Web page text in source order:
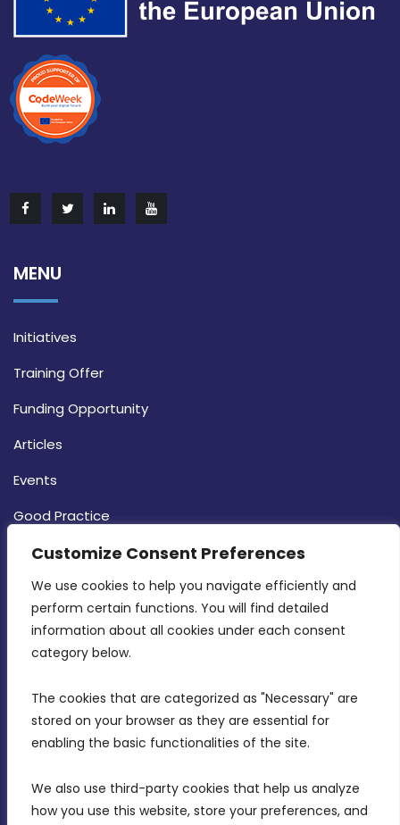
Customize Consent Preferences
We use cookies to help you navigate efficiently and
perform certain functions. You will find detailed
information about all cookies under each consent
category below.
The cookies that are categorized as "Necessary" are
stored on your browser as they are essential for
enabling the basic functionalities of the site.
We also use third-party cookies that help us analyze
how you use this website, store your preferences, and
MENU
Initiatives
Training Offer
Funding Opportunity
Articles
Events
Good Practice
Strategy
CONTACT INFO
MDIA, Twenty20 Business Centre, Triq l-
Birkirkara, CBD 3050
(356) 21 828 800
Office Hours: 7AM - 4PM